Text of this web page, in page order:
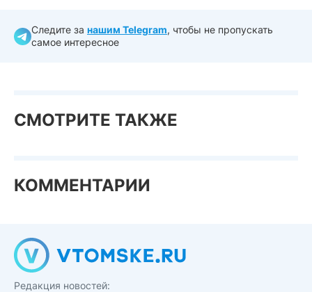
Следите за нашим Telegram, чтобы не пропускать
самое интересное
СМОТРИТЕ ТАКЖЕ
КОММЕНТАРИИ
Редакция новостей: